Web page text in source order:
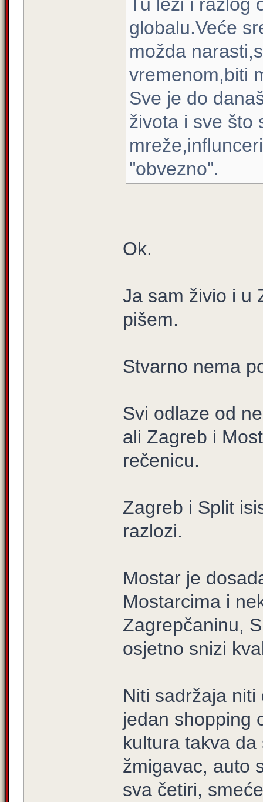
globalu.Veće
možda
vremenom,biti
Sve je do
života i sve što
"obvezno".
Ok.
Ja sam živio i u
pišem.
Stvarno nema
Svi odlaze od
ali Zagreb i
rečenicu.
Zagreb i Split
razlozi.
Mostar je
Mostarcima i
Zagrepčaninu,
osjetno snizi
Niti sadržaja
jedan shopping
kultura takva
žmigavac, auto
sva četiri,